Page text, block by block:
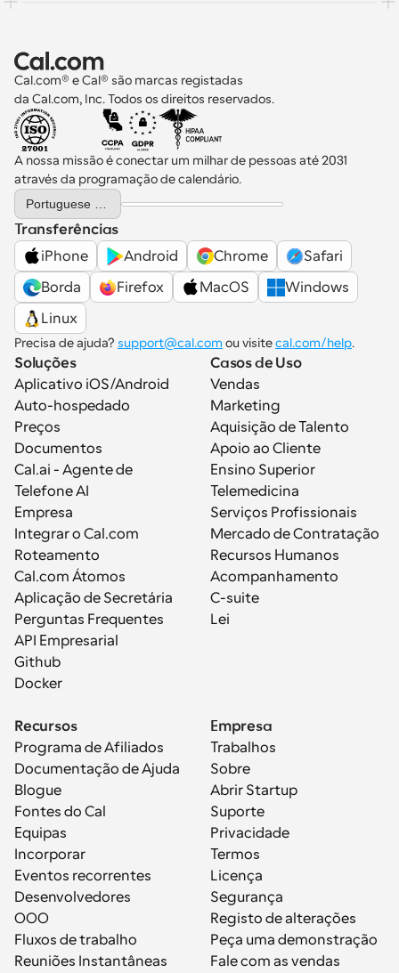
Cal.com® e Cal® são marcas registadas
da Cal.com, Inc. Todos os direitos reservados.
A nossa missão é conectar um milhar de pessoas até 2031
através da programação de calendário.
Select Language
Transferências
iPhone
Android Chrome
Safari
Borda
Firefox MacOS
Windows
Linux
Precisa de ajuda? support@cal.com ou visite cal.com/help.
Soluções
Aplicativo iOS/Android
Auto-hospedado
Preços
Documentos
Cal.ai - Agente de
Telefone AI
Empresa
Integrar o Cal.com
Roteamento
Cal.com Átomos
Aplicação de Secretária
Perguntas Frequentes
API Empresarial
Github
Docker
Casos de Uso
Vendas
Marketing
Aquisição de Talento
Apoio ao Cliente
Ensino Superior
Telemedicina
Serviços Profissionais
Mercado de Contratação
Recursos Humanos
Acompanhamento
C-suite
Lei
Recursos
Programa de Afiliados
Documentação de Ajuda
Blogue
Fontes do Cal
Equipas
Incorporar
Eventos recorrentes
Desenvolvedores
OOO
Fluxos de trabalho
Reuniões Instantâneas
Empresa
Trabalhos
Sobre
Abrir Startup
Suporte
Privacidade
Termos
Licença
Segurança
Registo de alterações
Peça uma demonstração
Fale com as vendas